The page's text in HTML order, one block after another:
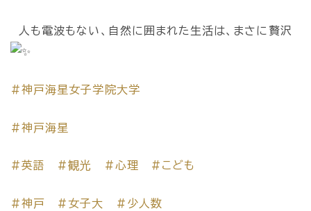
人も電波もない、自然に囲まれた生活は、まさに贅沢
#神戸海星女子学院大学
#神戸海星
#英語 #観光 #心理 #こども
#神戸 #女子大 #少人数